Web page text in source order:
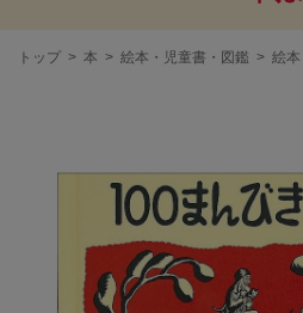
現
トップ > 本 > 絵本・児童書・図鑑 > 絵本